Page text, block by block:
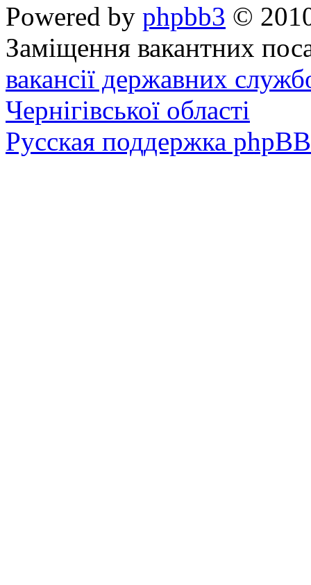
Powered by phpbb3 ©
Заміщення вакантних
вакансії державних
Чернігівської області
Русская поддержка phpBB